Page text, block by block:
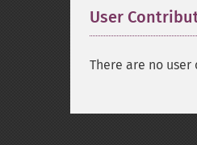
User
There are no